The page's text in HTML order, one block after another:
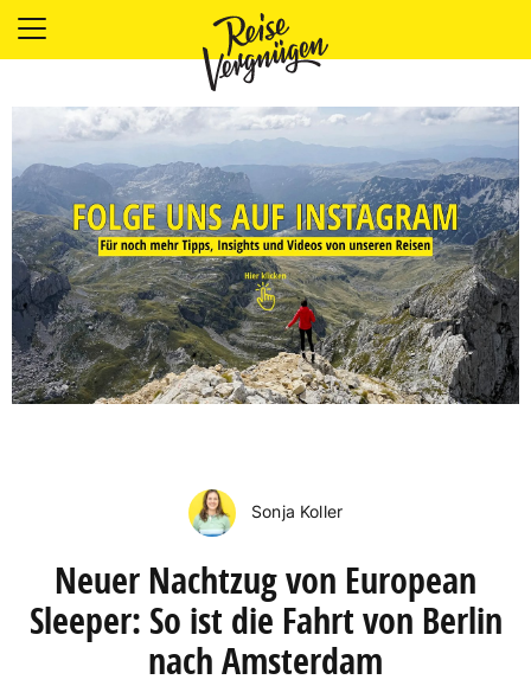
LÄNDER
UNTERKÜNFTE
FOOD
PLANUNG
OUTDOOR
Sonja Koller
Neuer Nachtzug von European
Sleeper: So ist die Fahrt von Berlin
nach Amsterdam